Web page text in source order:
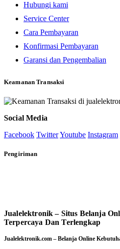
Hubungi kami
Service Center
Cara Pembayaran
Konfirmasi Pembayaran
Garansi dan Pengembalian
Keamanan Transaksi
Social Media
Facebook TwitterYoutube Instagram
Pengiriman
Jualelektronik – Situs Belanja
Terpercaya Dan Terlengkap
Jualelektronik.com – Belanja Online